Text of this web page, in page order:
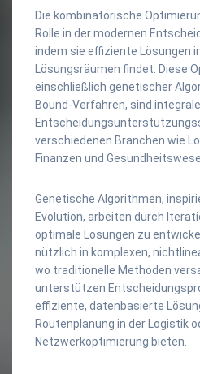
Die kombinatorische
Rolle in der modernen
indem sie effiziente Lösungen
Lösungsräumen findet. Diese
einschließlich genetischer
Bound-Verfahren, sind
verschiedenen Branchen wie
Finanzen und
Genetische Algorithmen,
Evolution, arbeiten durch
optimale Lösungen zu
nützlich in komplexen,
wo traditionelle Methoden
unterstützen
effiziente, datenbasierte
Routenplanung in der Logistik
Netzwerkoptimierung bieten.